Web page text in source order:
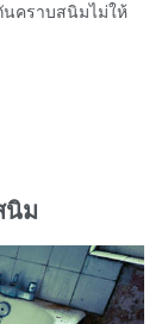
นคราบสนิมไม่ให้
นิม